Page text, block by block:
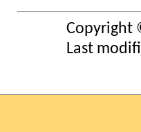
Copyright
Last